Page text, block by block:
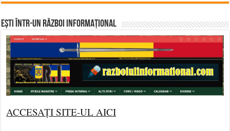
Ești într-un RĂZBOI INFORMAȚIONAL
ACCESAȚI SITE-UL AICI